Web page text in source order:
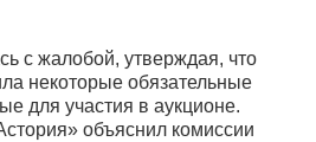
с жалобой, утверждая, что
некоторые обязательные
для участия в аукционе.
объяснил комиссии